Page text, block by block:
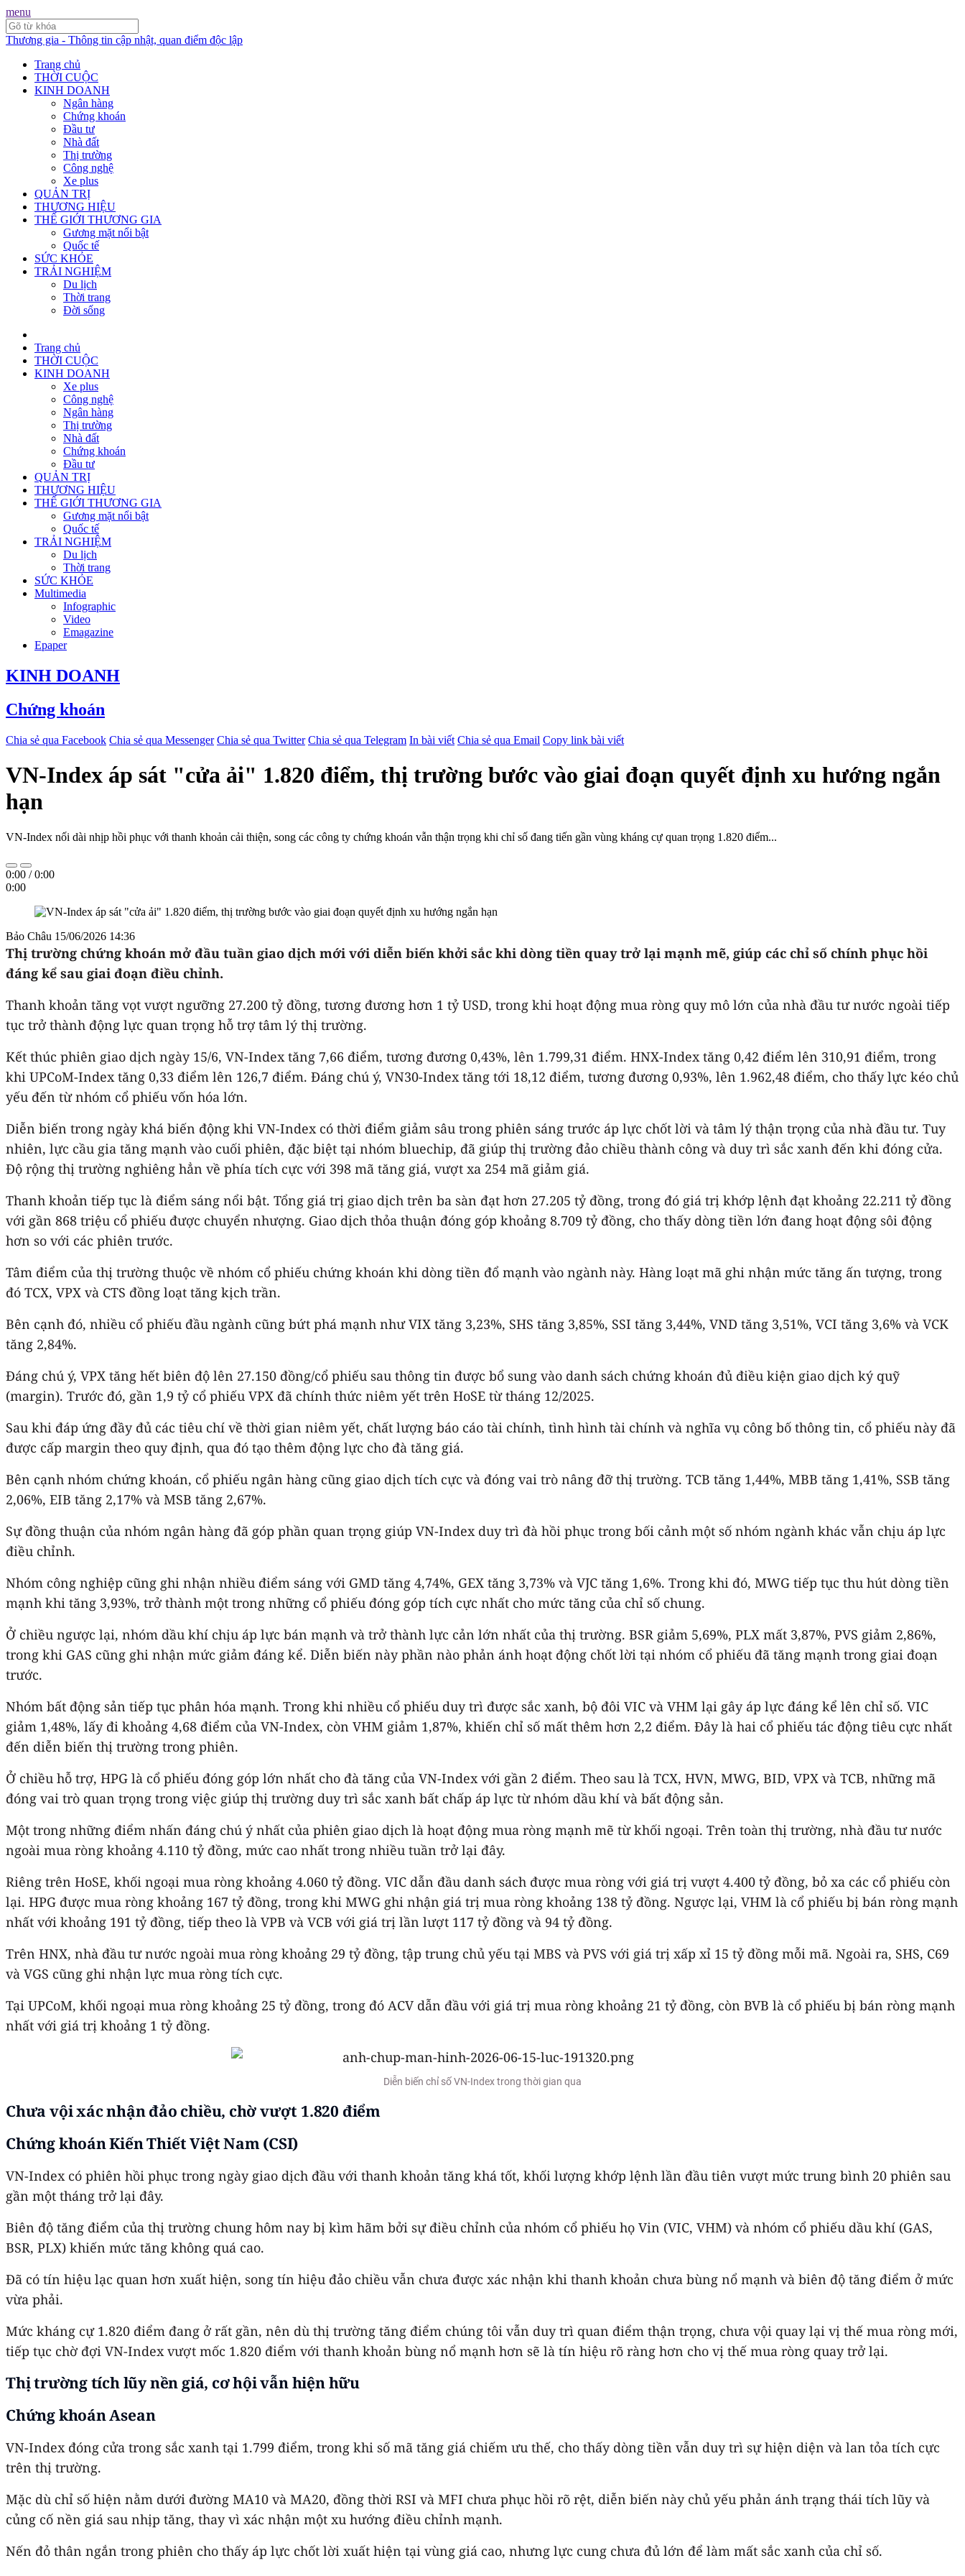
menu
Thương gia - Thông tin cập nhật, quan điểm độc lập
Trang chủ
THỜI CUỘC
KINH DOANH
Ngân hàng
Chứng khoán
Đầu tư
Nhà đất
Thị trường
Công nghệ
Xe plus
QUẢN TRỊ
THƯƠNG HIỆU
THẾ GIỚI THƯƠNG GIA
Gương mặt nổi bật
Quốc tế
SỨC KHỎE
TRẢI NGHIỆM
Du lịch
Thời trang
Đời sống
Trang chủ
THỜI CUỘC
KINH DOANH
Xe plus
Công nghệ
Ngân hàng
Thị trường
Nhà đất
Chứng khoán
Đầu tư
QUẢN TRỊ
THƯƠNG HIỆU
THẾ GIỚI THƯƠNG GIA
Gương mặt nổi bật
Quốc tế
TRẢI NGHIỆM
Du lịch
Thời trang
SỨC KHỎE
Multimedia
Infographic
Video
Emagazine
Epaper
KINH DOANH
Chứng khoán
Chia sẻ qua Facebook Chia sẻ qua Messenger Chia sẻ qua Twitter Chia sẻ qua Telegram In bài viết Chia sẻ qua Email Copy link bài viết
VN-Index áp sát "cửa ải" 1.820 điểm, thị trường bước vào giai đoạn quyết định xu hướng ngắn
hạn
VN-Index nối dài nhịp hồi phục với thanh khoản cải thiện, song các công ty chứng khoán vẫn thận trọng khi chỉ số đang tiến gần vùng kháng cự quan trọng 1.820 điểm...
0:00 /0:00
0:00
Bảo Châu 15/06/2026 14:36
Thị trường chứng khoán mở đầu tuần giao dịch mới với diễn biến khởi sắc khi dòng tiền quay trở lại mạnh mẽ, giúp các chỉ số chính phục hồi
đáng kể sau giai đoạn điều chỉnh.
Thanh khoản tăng vọt vượt ngưỡng 27.200 tỷ đồng, tương đương hơn 1 tỷ USD, trong khi hoạt động mua ròng quy mô lớn của nhà đầu tư nước ngoài tiếp
tục trở thành động lực quan trọng hỗ trợ tâm lý thị trường.
Kết thúc phiên giao dịch ngày 15/6, VN-Index tăng 7,66 điểm, tương đương 0,43%, lên 1.799,31 điểm. HNX-Index tăng 0,42 điểm lên 310,91 điểm, trong
khi UPCoM-Index tăng 0,33 điểm lên 126,7 điểm. Đáng chú ý, VN30-Index tăng tới 18,12 điểm, tương đương 0,93%, lên 1.962,48 điểm, cho thấy lực kéo chủ
yếu đến từ nhóm cổ phiếu vốn hóa lớn.
Diễn biến trong ngày khá biến động khi VN-Index có thời điểm giảm sâu trong phiên sáng trước áp lực chốt lời và tâm lý thận trọng của nhà đầu tư. Tuy
nhiên, lực cầu gia tăng mạnh vào cuối phiên, đặc biệt tại nhóm bluechip, đã giúp thị trường đảo chiều thành công và duy trì sắc xanh đến khi đóng cửa.
Độ rộng thị trường nghiêng hẳn về phía tích cực với 398 mã tăng giá, vượt xa 254 mã giảm giá.
Thanh khoản tiếp tục là điểm sáng nổi bật. Tổng giá trị giao dịch trên ba sàn đạt hơn 27.205 tỷ đồng, trong đó giá trị khớp lệnh đạt khoảng 22.211 tỷ đồng
với gần 868 triệu cổ phiếu được chuyển nhượng. Giao dịch thỏa thuận đóng góp khoảng 8.709 tỷ đồng, cho thấy dòng tiền lớn đang hoạt động sôi động
hơn so với các phiên trước.
Tâm điểm của thị trường thuộc về nhóm cổ phiếu chứng khoán khi dòng tiền đổ mạnh vào ngành này. Hàng loạt mã ghi nhận mức tăng ấn tượng, trong
đó TCX, VPX và CTS đồng loạt tăng kịch trần.
Bên cạnh đó, nhiều cổ phiếu đầu ngành cũng bứt phá mạnh như VIX tăng 3,23%, SHS tăng 3,85%, SSI tăng 3,44%, VND tăng 3,51%, VCI tăng 3,6% và VCK
tăng 2,84%.
Đáng chú ý, VPX tăng hết biên độ lên 27.150 đồng/cổ phiếu sau thông tin được bổ sung vào danh sách chứng khoán đủ điều kiện giao dịch ký quỹ
(margin). Trước đó, gần 1,9 tỷ cổ phiếu VPX đã chính thức niêm yết trên HoSE từ tháng 12/2025.
Sau khi đáp ứng đầy đủ các tiêu chí về thời gian niêm yết, chất lượng báo cáo tài chính, tình hình tài chính và nghĩa vụ công bố thông tin, cổ phiếu này đã
được cấp margin theo quy định, qua đó tạo thêm động lực cho đà tăng giá.
Bên cạnh nhóm chứng khoán, cổ phiếu ngân hàng cũng giao dịch tích cực và đóng vai trò nâng đỡ thị trường. TCB tăng 1,44%, MBB tăng 1,41%, SSB tăng
2,06%, EIB tăng 2,17% và MSB tăng 2,67%.
Sự đồng thuận của nhóm ngân hàng đã góp phần quan trọng giúp VN-Index duy trì đà hồi phục trong bối cảnh một số nhóm ngành khác vẫn chịu áp lực
điều chỉnh.
Nhóm công nghiệp cũng ghi nhận nhiều điểm sáng với GMD tăng 4,74%, GEX tăng 3,73% và VJC tăng 1,6%. Trong khi đó, MWG tiếp tục thu hút dòng tiền
mạnh khi tăng 3,93%, trở thành một trong những cổ phiếu đóng góp tích cực nhất cho mức tăng của chỉ số chung.
Ở chiều ngược lại, nhóm dầu khí chịu áp lực bán mạnh và trở thành lực cản lớn nhất của thị trường. BSR giảm 5,69%, PLX mất 3,87%, PVS giảm 2,86%,
trong khi GAS cũng ghi nhận mức giảm đáng kể. Diễn biến này phần nào phản ánh hoạt động chốt lời tại nhóm cổ phiếu đã tăng mạnh trong giai đoạn
trước.
Nhóm bất động sản tiếp tục phân hóa mạnh. Trong khi nhiều cổ phiếu duy trì được sắc xanh, bộ đôi VIC và VHM lại gây áp lực đáng kể lên chỉ số. VIC
giảm 1,48%, lấy đi khoảng 4,68 điểm của VN-Index, còn VHM giảm 1,87%, khiến chỉ số mất thêm hơn 2,2 điểm. Đây là hai cổ phiếu tác động tiêu cực nhất
đến diễn biến thị trường trong phiên.
Ở chiều hỗ trợ, HPG là cổ phiếu đóng góp lớn nhất cho đà tăng của VN-Index với gần 2 điểm. Theo sau là TCX, HVN, MWG, BID, VPX và TCB, những mã
đóng vai trò quan trọng trong việc giúp thị trường duy trì sắc xanh bất chấp áp lực từ nhóm dầu khí và bất động sản.
Một trong những điểm nhấn đáng chú ý nhất của phiên giao dịch là hoạt động mua ròng mạnh mẽ từ khối ngoại. Trên toàn thị trường, nhà đầu tư nước
ngoài mua ròng khoảng 4.110 tỷ đồng, mức cao nhất trong nhiều tuần trở lại đây.
Riêng trên HoSE, khối ngoại mua ròng khoảng 4.060 tỷ đồng. VIC dẫn đầu danh sách được mua ròng với giá trị vượt 4.400 tỷ đồng, bỏ xa các cổ phiếu còn
lại. HPG được mua ròng khoảng 167 tỷ đồng, trong khi MWG ghi nhận giá trị mua ròng khoảng 138 tỷ đồng. Ngược lại, VHM là cổ phiếu bị bán ròng mạnh
nhất với khoảng 191 tỷ đồng, tiếp theo là VPB và VCB với giá trị lần lượt 117 tỷ đồng và 94 tỷ đồng.
Trên HNX, nhà đầu tư nước ngoài mua ròng khoảng 29 tỷ đồng, tập trung chủ yếu tại MBS và PVS với giá trị xấp xỉ 15 tỷ đồng mỗi mã. Ngoài ra, SHS, C69
và VGS cũng ghi nhận lực mua ròng tích cực.
Tại UPCoM, khối ngoại mua ròng khoảng 25 tỷ đồng, trong đó ACV dẫn đầu với giá trị mua ròng khoảng 21 tỷ đồng, còn BVB là cổ phiếu bị bán ròng mạnh
nhất với giá trị khoảng 1 tỷ đồng.
Diễn biến chỉ số VN-Index trong thời gian qua
Chưa vội xác nhận đảo chiều, chờ vượt 1.820 điểm
Chứng khoán Kiến Thiết Việt Nam (CSI)
VN-Index có phiên hồi phục trong ngày giao dịch đầu với thanh khoản tăng khá tốt, khối lượng khớp lệnh lần đầu tiên vượt mức trung bình 20 phiên sau
gần một tháng trở lại đây.
Biên độ tăng điểm của thị trường chung hôm nay bị kìm hãm bởi sự điều chỉnh của nhóm cổ phiếu họ Vin (VIC, VHM) và nhóm cổ phiếu dầu khí (GAS,
BSR, PLX) khiến mức tăng không quá cao.
Đã có tín hiệu lạc quan hơn xuất hiện, song tín hiệu đảo chiều vẫn chưa được xác nhận khi thanh khoản chưa bùng nổ mạnh và biên độ tăng điểm ở mức
vừa phải.
Mức kháng cự 1.820 điểm đang ở rất gần, nên dù thị trường tăng điểm chúng tôi vẫn duy trì quan điểm thận trọng, chưa vội quay lại vị thế mua ròng mới,
tiếp tục chờ đợi VN-Index vượt mốc 1.820 điểm với thanh khoản bùng nổ mạnh hơn sẽ là tín hiệu rõ ràng hơn cho vị thế mua ròng quay trở lại.
Thị trường tích lũy nền giá, cơ hội vẫn hiện hữu
Chứng khoán Asean
VN-Index đóng cửa trong sắc xanh tại 1.799 điểm, trong khi số mã tăng giá chiếm ưu thế, cho thấy dòng tiền vẫn duy trì sự hiện diện và lan tỏa tích cực
trên thị trường.
Mặc dù chỉ số hiện nằm dưới đường MA10 và MA20, đồng thời RSI và MFI chưa phục hồi rõ rệt, diễn biến này chủ yếu phản ánh trạng thái tích lũy và
củng cố nền giá sau nhịp tăng, thay vì xác nhận một xu hướng điều chỉnh mạnh.
Nến đỏ thân ngắn trong phiên cho thấy áp lực chốt lời xuất hiện tại vùng giá cao, nhưng lực cung chưa đủ lớn để làm mất sắc xanh của chỉ số.